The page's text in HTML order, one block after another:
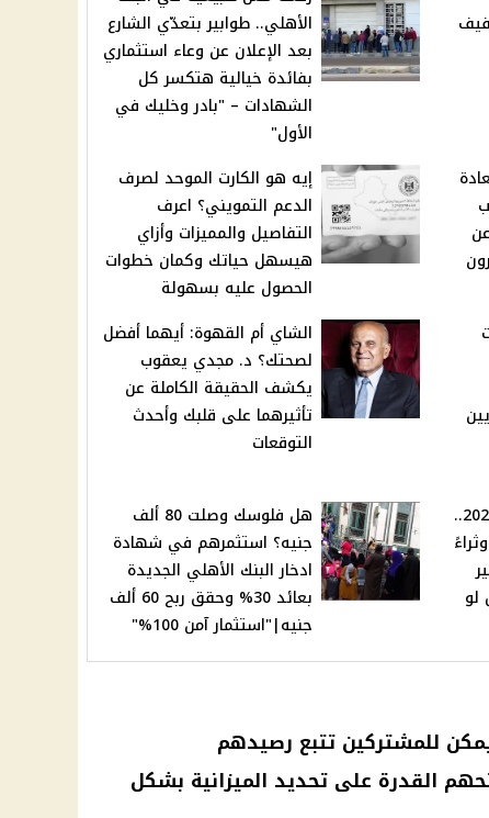
الأهلي.. طوابير بتعدّي الشارع
بعد الإعلان عن وعاء استثماري
بفائدة خيالية هتكسر كل
الشهادات – "بادر وخليك في
الأول"
إيه هو الكارت الموحد لصرف
الدعم التمويني؟ اعرف
التفاصيل والمميزات وأزاي
هيسهل حياتك وكمان خطوات
الحصول عليه بسهولة
الشاي أم القهوة: أيهما أفضل
لصحتك؟ د. مجدي يعقوب
يكشف الحقيقة الكاملة عن
تأثيرهما على قلبك وأحدث
التوقعات
حظك هيتغير تمامًا في 2025..
وثراءً
لو
هل فلوسك وصلت 80 ألف
جنيه؟ استثمرهم في شهادة
ادخار البنك الأهلي الجديدة
بعائد 30% وحقق ربح 60 ألف
جنيه|"استثمار آمن 100%"
للمشتركين تتبع رصيدهم
القدرة على تحديد الميزانية بشكل